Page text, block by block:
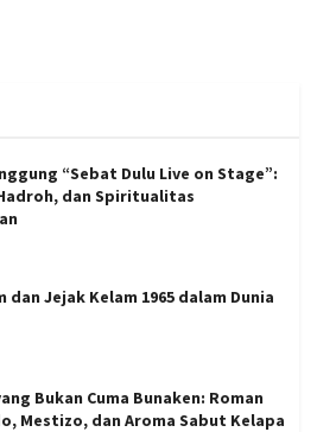
“Sebat Dulu Live on Stage”:
dan Spiritualitas
dan Jejak Kelam 1965 dalam Dunia
Bukan Cuma Bunaken: Roman
Mestizo, dan Aroma Sabut Kelapa